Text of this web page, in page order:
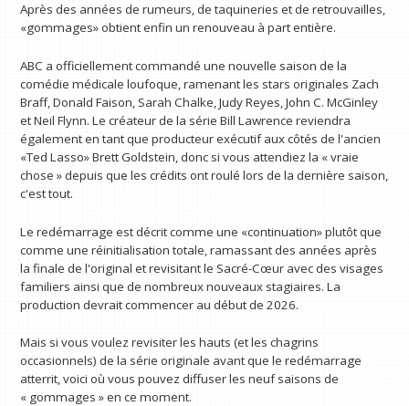
Après des années de rumeurs, de taquineries et de retrouvailles,
«gommages» obtient enfin un renouveau à part entière.
ABC a officiellement commandé une nouvelle saison de la
comédie médicale loufoque, ramenant les stars originales Zach
Braff, Donald Faison, Sarah Chalke, Judy Reyes, John C. McGinley
et Neil Flynn. Le créateur de la série Bill Lawrence reviendra
également en tant que producteur exécutif aux côtés de l'ancien
«Ted Lasso» Brett Goldstein, donc si vous attendiez la « vraie
chose » depuis que les crédits ont roulé lors de la dernière saison,
c'est tout.
Le redémarrage est décrit comme une «continuation» plutôt que
comme une réinitialisation totale, ramassant des années après
la finale de l'original et revisitant le Sacré-Cœur avec des visages
familiers ainsi que de nombreux nouveaux stagiaires. La
production devrait commencer au début de 2026.
Mais si vous voulez revisiter les hauts (et les chagrins
occasionnels) de la série originale avant que le redémarrage
atterrit, voici où vous pouvez diffuser les neuf saisons de
« gommages » en ce moment.